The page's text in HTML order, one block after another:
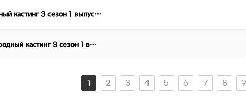
кастинг 3 сезон 1 выпус…
кастинг 3 сезон 1 в…
2 3 4 5 6 7 8 9